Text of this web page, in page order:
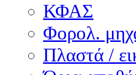
ΚΦΑΣ
Φορολ.
Πλαστά /